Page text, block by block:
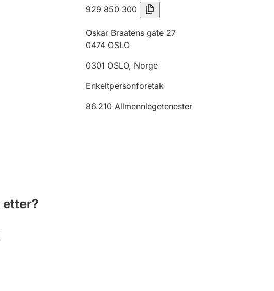
929 850 300
Oskar Braatens gate 27
0474 OSLO
0301 OSLO, Norge
Enkeltpersonforetak
86.210 Allmennlegetenester
etter?